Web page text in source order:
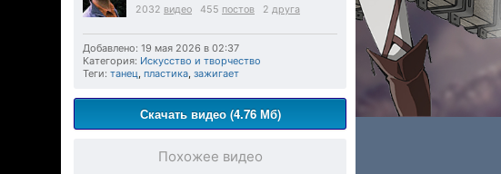
2032 видео 455 постов 2 друга
Добавлено: 19 мая 2026 в 02:37
Категория: Искусство и творчество
Теги: танец, пластика, зажигает
Скачать видео (4.76 Мб)
Похожее видео